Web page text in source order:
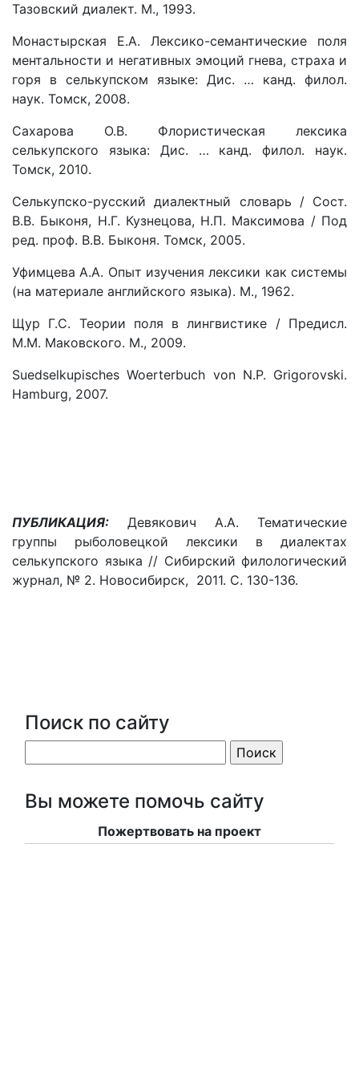
Тазовский диалект. М., 1993.
Монастырская Е.А. Лексико-семантические поля
ментальности и негативных эмоций гнева, страха и
горя в селькупском языке: Дис. … канд. филол.
наук. Томск, 2008.
Сахарова О.В. Флористическая лексика
селькупского языка: Дис. … канд. филол. наук.
Томск, 2010.
Селькупско-русский диалектный словарь / Сост.
В.В. Быконя, Н.Г. Кузнецова, Н.П. Максимова / Под
ред. проф. В.В. Быконя. Томск, 2005.
Уфимцева А.А. Опыт изучения лексики как системы
(на материале английского языка). М., 1962.
Щур Г.С. Теории поля в лингвистике / Предисл.
М.М. Маковского. М., 2009.
Suedselkupisches Woerterbuch von N.P. Grigorovski.
Hamburg, 2007.
ПУБЛИКАЦИЯ: Девякович А.А. Тематические
группы рыболовецкой лексики в диалектах
селькупского языка // Сибирский филологический
журнал, № 2. Новосибирск, 2011. С. 130-136.
Поиск по сайту
Вы можете помочь сайту
Пожертвовать на проект